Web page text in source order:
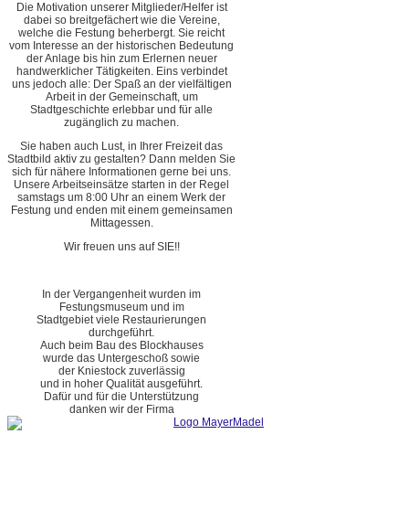
Die Motivation unserer Mitglieder/Helfer ist
dabei so breitgefächert wie die Vereine,
welche die Festung beherbergt. Sie reicht
vom Interesse an der historischen Bedeutung
der Anlage bis hin zum Erlernen neuer
handwerklicher Tätigkeiten. Eins verbindet
uns jedoch alle: Der Spaß an der vielfältigen
Arbeit in der Gemeinschaft, um
Stadtgeschichte erlebbar und für alle
zugänglich zu machen.
Sie haben auch Lust, in Ihrer Freizeit das
Stadtbild aktiv zu gestalten? Dann melden Sie
sich für nähere Informationen gerne bei uns.
Unsere Arbeitseinsätze starten in der Regel
samstags um 8:00 Uhr an einem Werk der
Festung und enden mit einem gemeinsamen
Mittagessen.
Wir freuen uns auf SIE!!
In der Vergangenheit wurden im
Festungsmuseum und im
Stadtgebiet viele Restaurierungen
durchgeführt.
Auch beim Bau des Blockhauses
wurde das Untergeschoß sowie
der Kniestock zuverlässig
und in hoher Qualität ausgeführt.
Dafür und für die Unterstützung
danken wir der Firma